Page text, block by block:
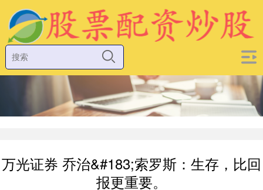
万光证券 乔治&#183;索罗斯：生存，比回
报更重要。